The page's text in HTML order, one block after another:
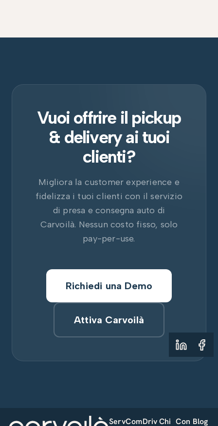
Vuoi offrire il pickup
& delivery ai tuoi
clienti?
Migliora la customer experience e
fidelizza i tuoi clienti con il servizio
di presa e consegna auto di
Carvoilà. Nessun costo fisso, solo
pay-per-use.
Richiedi una Demo
Attiva Carvoilà
ServComDrivChi Con Blog